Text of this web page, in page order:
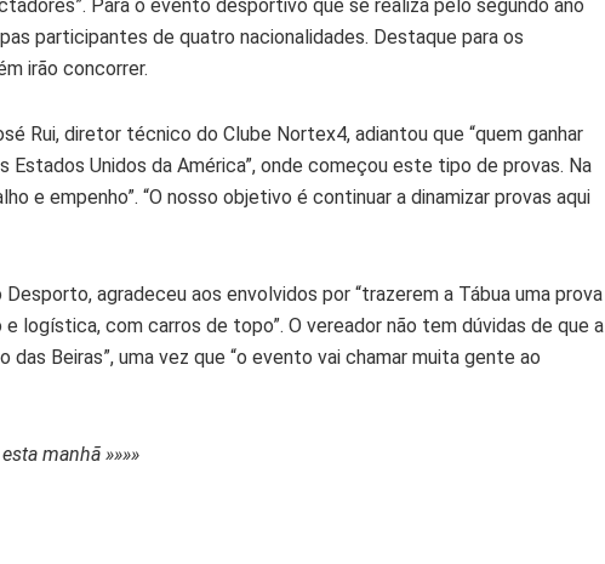
Para o evento desportivo que se realiza pelo segundo ano
participantes de quatro nacionalidades. Destaque para os
irão concorrer.
Rui, diretor técnico do Clube Nortex4, adiantou que “quem ganhar
Unidos da América”, onde começou este tipo de provas. Na
e empenho”. “O nosso objetivo é continuar a dinamizar provas aqui
agradeceu aos envolvidos por “trazerem a Tábua uma prova
logística, com carros de topo”. O vereador não tem dúvidas de que a
das Beiras”, uma vez que “o evento vai chamar muita gente ao
manhã »»»»